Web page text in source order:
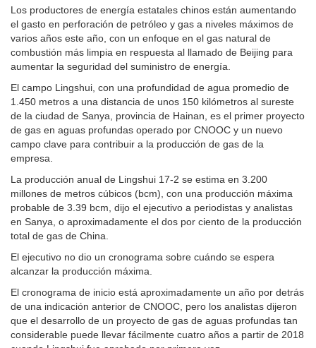
Los productores de energía estatales chinos están aumentando
el gasto en perforación de petróleo y gas a niveles máximos de
varios años este año, con un enfoque en el gas natural de
combustión más limpia en respuesta al llamado de Beijing para
aumentar la seguridad del suministro de energía.
El campo Lingshui, con una profundidad de agua promedio de
1.450 metros a una distancia de unos 150 kilómetros al sureste
de la ciudad de Sanya, provincia de Hainan, es el primer proyecto
de gas en aguas profundas operado por CNOOC y un nuevo
campo clave para contribuir a la producción de gas de la
empresa.
La producción anual de Lingshui 17-2 se estima en 3.200
millones de metros cúbicos (bcm), con una producción máxima
probable de 3.39 bcm, dijo el ejecutivo a periodistas y analistas
en Sanya, o aproximadamente el dos por ciento de la producción
total de gas de China.
El ejecutivo no dio un cronograma sobre cuándo se espera
alcanzar la producción máxima.
El cronograma de inicio está aproximadamente un año por detrás
de una indicación anterior de CNOOC, pero los analistas dijeron
que el desarrollo de un proyecto de gas de aguas profundas tan
considerable puede llevar fácilmente cuatro años a partir de 2018